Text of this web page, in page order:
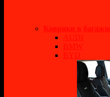
Коврики в
AUDI
BMW
BYD